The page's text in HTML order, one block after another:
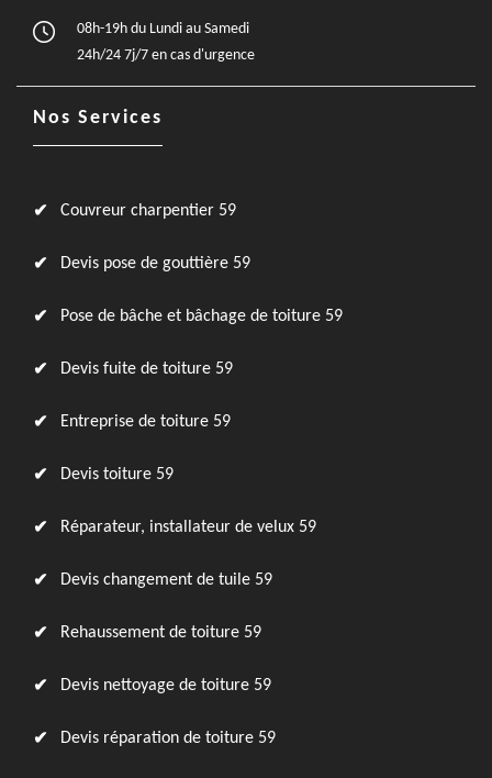
08h-19h du Lundi au Samedi
24h/24 7j/7 en cas d'urgence
Nos Services
Couvreur charpentier 59
Devis pose de gouttière 59
Pose de bâche et bâchage de toiture 59
Devis fuite de toiture 59
Entreprise de toiture 59
Devis toiture 59
Réparateur, installateur de velux 59
Devis changement de tuile 59
Rehaussement de toiture 59
Devis nettoyage de toiture 59
Devis réparation de toiture 59